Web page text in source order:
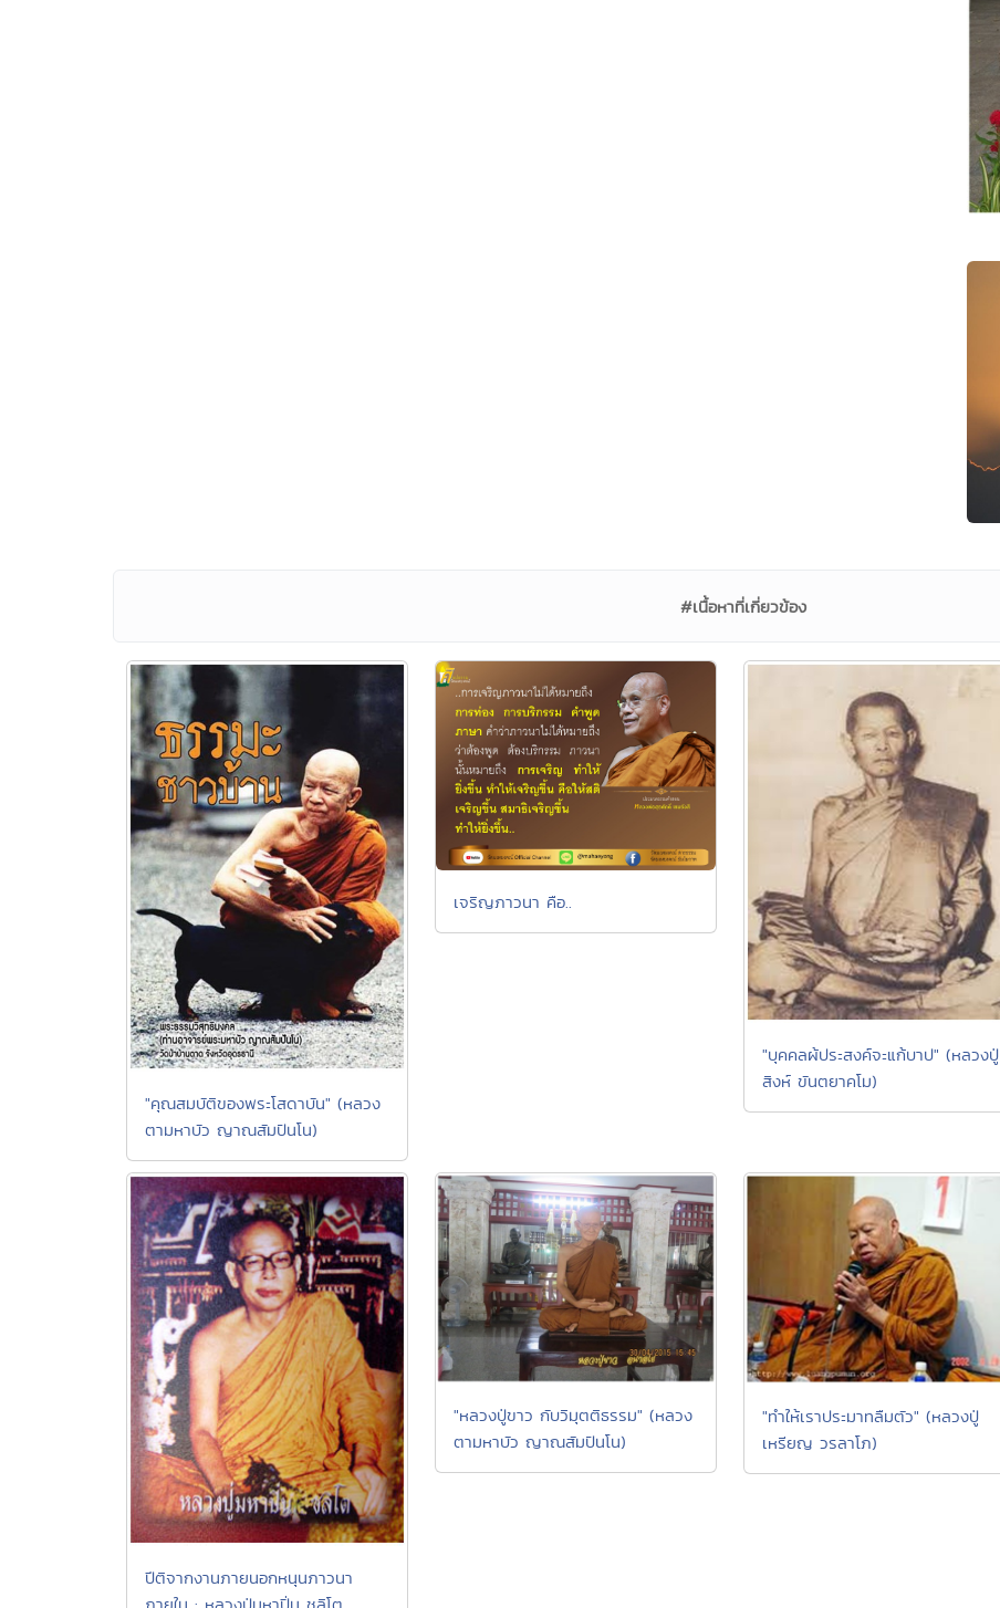
#เนื้อหาที่เกี่ยวข้อง
"คุณสมบัติของพระโสดาบัน" (หลวง
ตามหาบัว ญาณสัมปันโน)
เจริญภาวนา คือ..
"บุคคลผ้ประสงค์จะแก้บาป" (หลวงปู่
สิงห์ ขันตยาคโม)
ปีติจากงานภายนอกหนุนภาวนา
"หลวงปู่ขาว กับวิมุตติธรรม" (หลวง
ตามหาบัว ญาณสัมปันโน)
"ทำให้เราประมาทลืมตัว" (หลวงปู่
เหรียญ วรลาโภ)